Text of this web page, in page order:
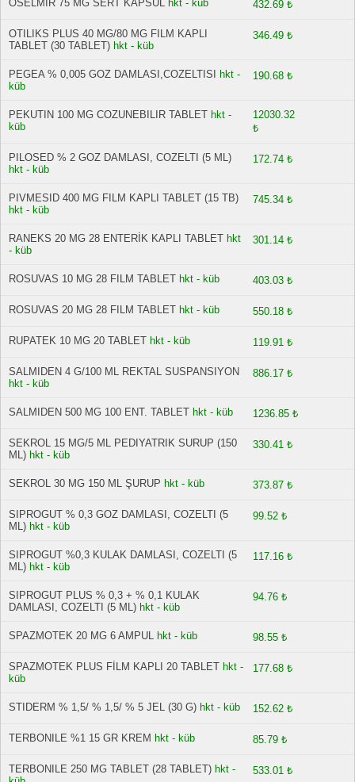
OSELMIR 75 MG SERT KAPSUL hkt - küb 432.69 ₺
OTILIKS PLUS 40 MG/80 MG FILM KAPLI
TABLET (30 TABLET) hkt - küb
346.49 ₺
PEGEA % 0,005 GOZ DAMLASI,COZELTISI
hkt -
küb
190.68 ₺
PEKUTIN 100 MG COZUNEBILIR TABLET hkt -
küb
12030.32
₺
PILOSED % 2 GOZ DAMLASI, COZELTI (5 ML)
hkt - küb
172.74 ₺
PIVMESID 400 MG FILM KAPLI TABLET (15 TB)
hkt - küb
745.34 ₺
RANEKS 20 MG 28 ENTERİK KAPLI TABLET hkt
- küb
301.14 ₺
ROSUVAS 10 MG 28 FILM TABLET hkt - küb 403.03 ₺
ROSUVAS 20 MG 28 FILM TABLET hkt - küb 550.18 ₺
RUPATEK 10 MG 20 TABLET hkt - küb 119.91 ₺
SALMIDEN 4 G/100 ML REKTAL SUSPANSIYON
hkt - küb
886.17 ₺
SALMIDEN 500 MG 100 ENT. TABLET hkt - küb 1236.85 ₺
SEKROL 15 MG/5 ML PEDIYATRIK SURUP (150
ML) hkt - küb
330.41 ₺
SEKROL 30 MG 150 ML ŞURUP hkt - küb 373.87 ₺
SIPROGUT % 0,3 GOZ DAMLASI, COZELTI (5
ML) hkt - küb
99.52 ₺
SIPROGUT %0,3 KULAK DAMLASI, COZELTI (5
ML) hkt - küb
117.16 ₺
SIPROGUT PLUS % 0,3 + % 0,1 KULAK
DAMLASI, COZELTI (5 ML) hkt - küb
94.76 ₺
SPAZMOTEK 20 MG 6 AMPUL hkt - küb 98.55 ₺
SPAZMOTEK PLUS FİLM KAPLI 20 TABLET hkt -
küb
177.68 ₺
STIDERM % 1,5/ % 1,5/ % 5 JEL (30 G) hkt - küb 152.62 ₺
TERBONILE %1 15 GR KREM hkt - küb 85.79 ₺
TERBONILE 250 MG TABLET (28 TABLET) hkt -
533.01 ₺